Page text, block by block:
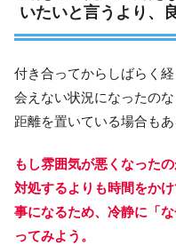
いたいと言うより、
付き合ってからしばらく
会えない状況になったの
距離を置いている場合もあ
もし雰囲気が悪くなった
対処するよりも時間をか
事になるため、冷静に「
ってみよう。